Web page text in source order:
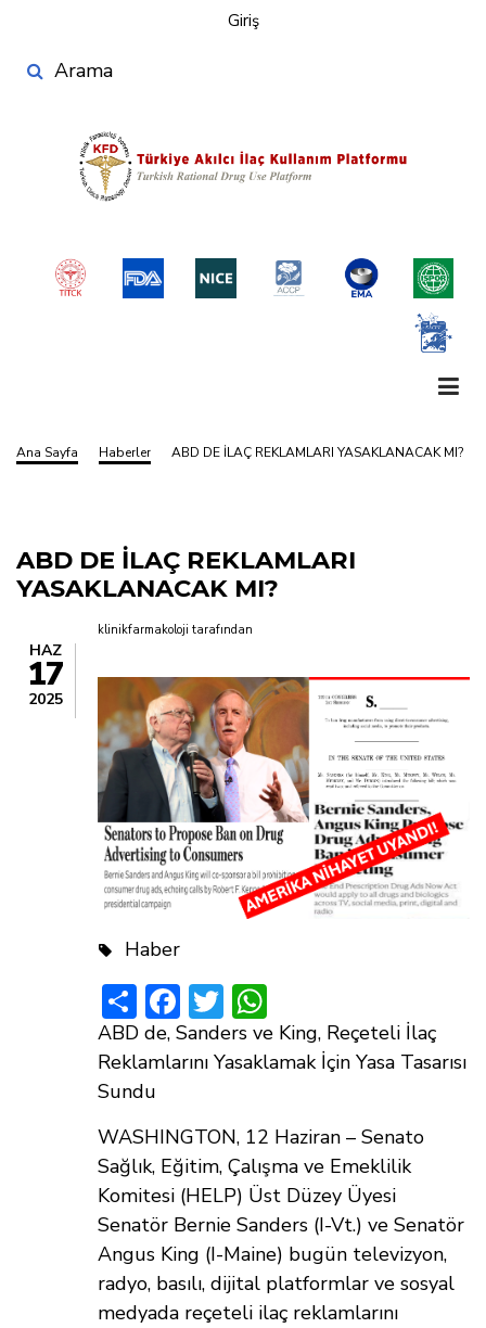
atlamenu
Giriş
Search
Sayfa
yolu
Ana Sayfa Haberler ABD DE İLAÇ REKLAMLARI YASAKLANACAK MI?
ABD DE İLAÇ REKLAMLARI
YASAKLANACAK MI?
HAZ
17
2025
klinikfarmakoloji tarafından
Haber
ShareFacebook
Twitter
ABD de, Sanders ve King, Reçeteli İlaç
Reklamlarını Yasaklamak İçin Yasa Tasarısı
Sundu
WASHINGTON, 12 Haziran – Senato
Sağlık, Eğitim, Çalışma ve Emeklilik
Komitesi (HELP) Üst Düzey Üyesi
Senatör Bernie Sanders (I-Vt.) ve Senatör
Angus King (I-Maine) bugün televizyon,
radyo, basılı, dijital platformlar ve sosyal
medyada reçeteli ilaç reklamlarını